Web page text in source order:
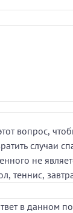
вопрос,
случаи
не
теннис,
в данном